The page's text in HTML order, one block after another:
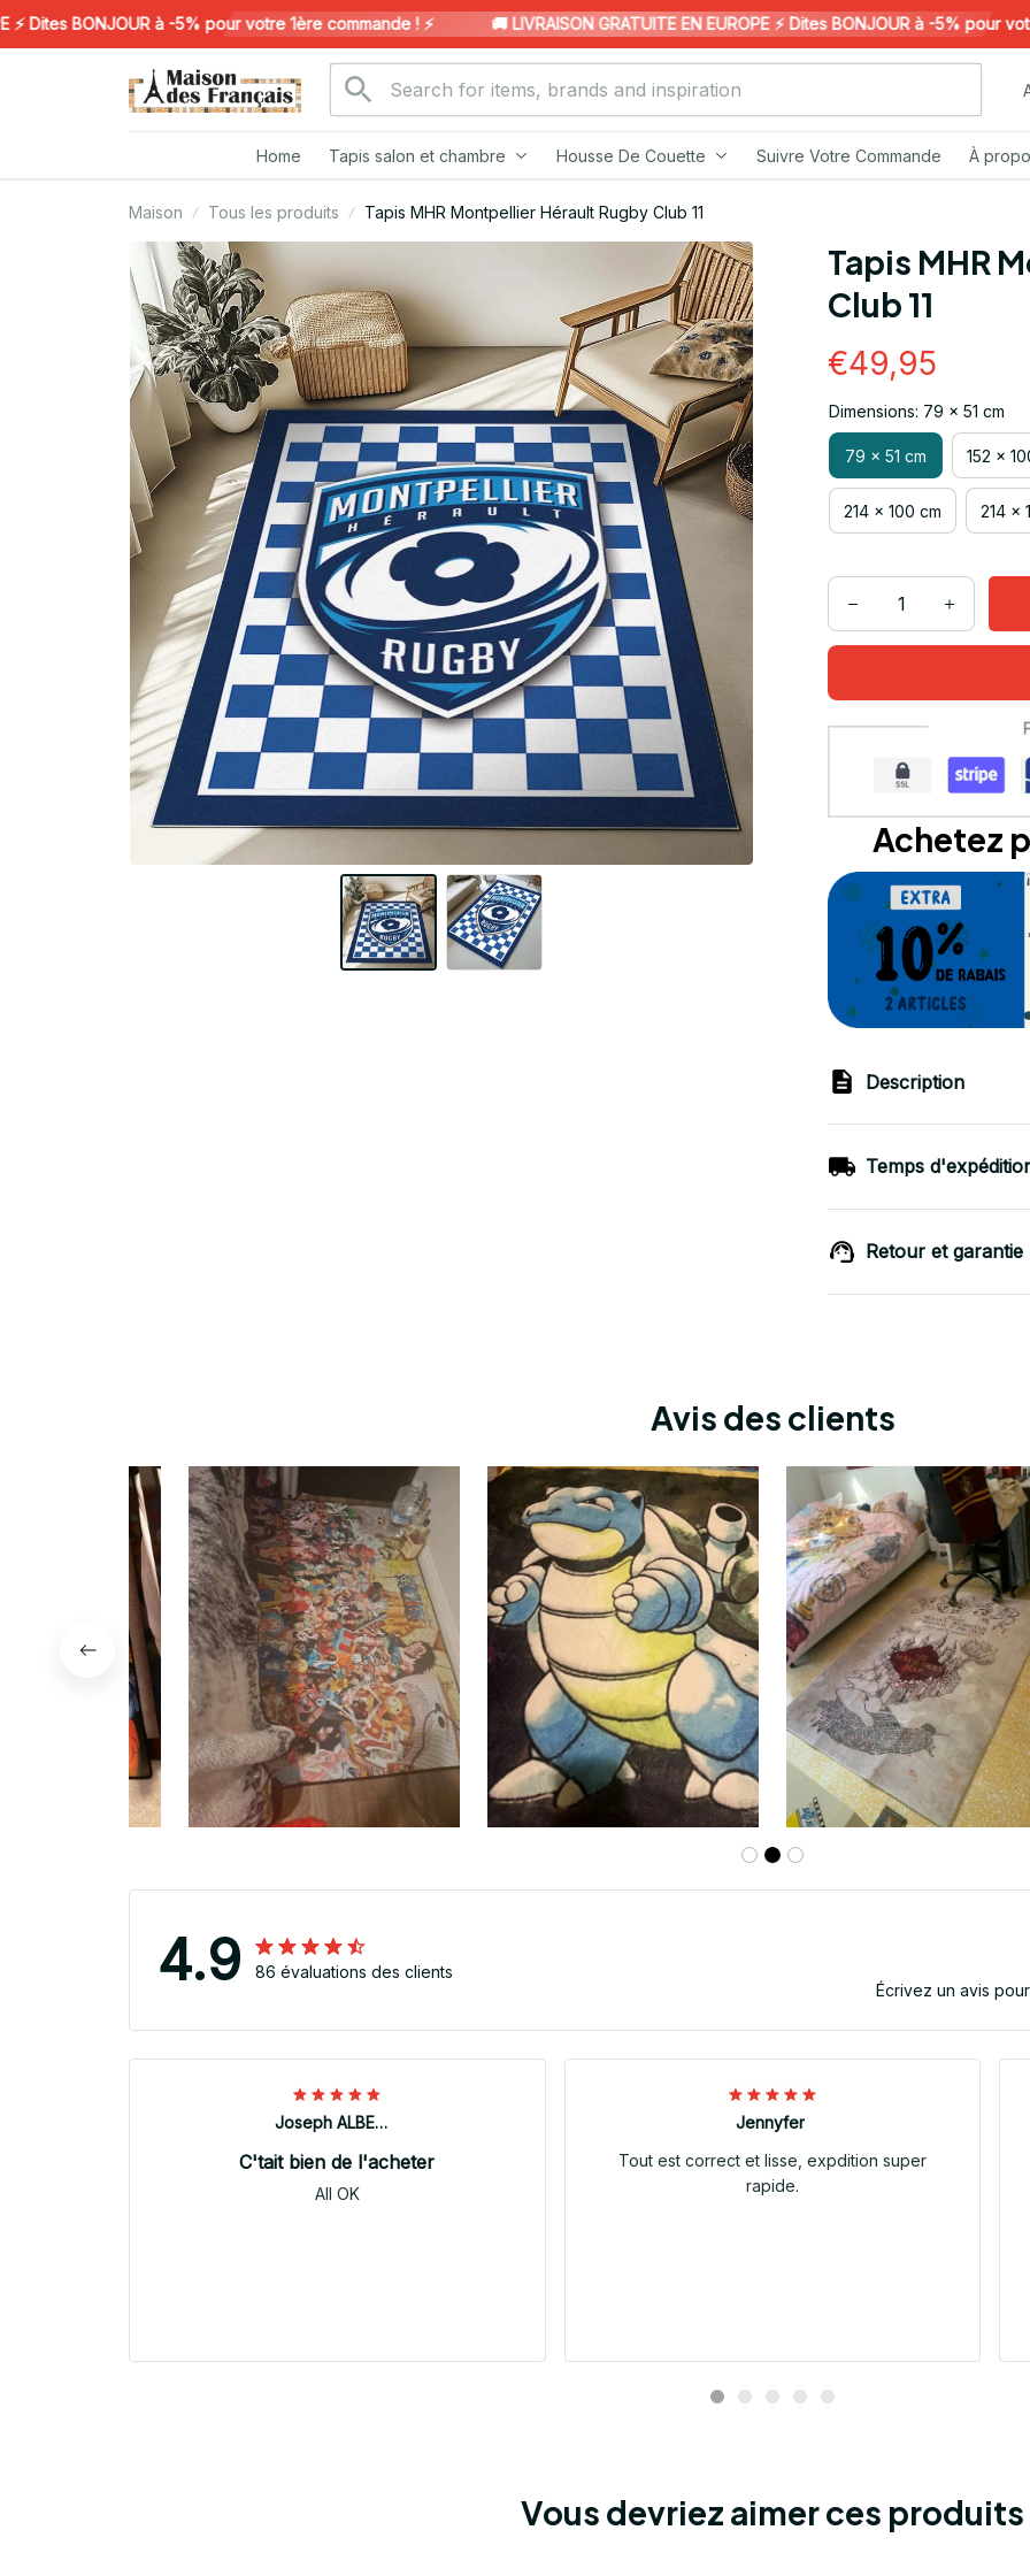
Dites BONJOUR à -5% pour votre 1ère commande ! ⚡️ 🚚 LIVRAISON GRATUITE EN EUROPE ⚡️ Dites BONJOUR à -5% pour votre
Home Tapis salon et chambre Housse De Couette Suivre Votre Commande À
Maison Tous les produits Tapis MHR Montpellier Hérault Rugby Club 11
Tapis MHR
Club 11
€49,95
Dimensions: 79 x 51 cm
79 x 51 cm 152 x
214 x 100 cm 214 x
Achetez
Description
Temps
Retour et garantie
Avis des clients
4.9
86 évaluations des clients
Écrivez un avis
Joseph ALBERTINI
C'tait bien de l'acheter
All OK
Jennyfer
Tout est correct et lisse, expdition super
rapide.
Vous devriez aimer ces produits